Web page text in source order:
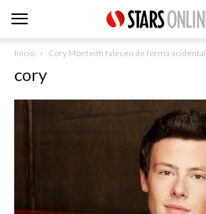
Inicio Cory Monteith faleceu de forma acidental
cory